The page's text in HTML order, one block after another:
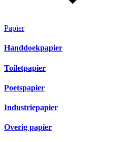
Papier
Handdoekpapier
Toiletpapier
Poetspapier
Industriepapier
Overig papier